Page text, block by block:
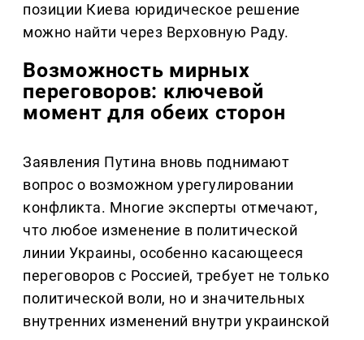
позиции Киева юридическое решение
можно найти через Верховную Раду.
Возможность мирных
переговоров: ключевой
момент для обеих сторон
Заявления Путина вновь поднимают
вопрос о возможном урегулировании
конфликта. Многие эксперты отмечают,
что любое изменение в политической
линии Украины, особенно касающееся
переговоров с Россией, требует не только
политической воли, но и значительных
внутренних изменений внутри украинской